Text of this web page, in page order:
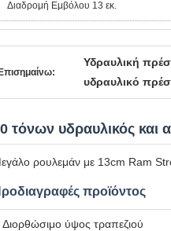
Διαδρομή Εμβόλου 13 εκ.
Επισημαίνω:
Υδραυλική
υδραυλικό
τόνων υδραυλικός
ρουλεμάν με 13cm Ram
προϊόντος
Διορθώσιμο ύψος τραπεζιού